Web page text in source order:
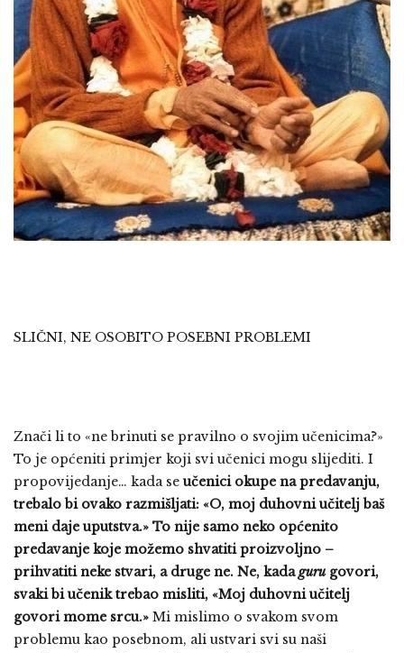
SLIČNI, NE OSOBITO POSEBNI PROBLEMI
Znači li to «ne brinuti se pravilno o svojim učenicima?»
To je općeniti primjer koji svi učenici mogu slijediti. I
propovijedanje… kada se učenici okupe na predavanju,
trebalo bi ovako razmišljati: «O, moj duhovni učitelj baš
meni daje uputstva.» To nije samo neko općenito
predavanje koje možemo shvatiti proizvoljno –
prihvatiti neke stvari, a druge ne. Ne, kadagurugovori,
svaki bi učenik trebao misliti, «Moj duhovni učitelj
govori mome srcu.» Mi mislimo o svakom svom
problemu kao posebnom, ali ustvari svi su naši